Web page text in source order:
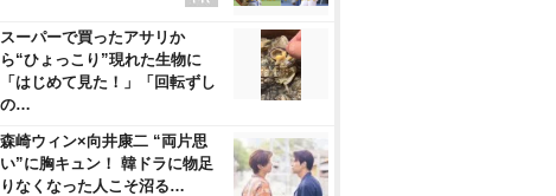
スーパーで買ったアサリか
ら“ひょっこり”現れた生物に
「はじめて見た！」「回転ずし
の…
森崎ウィン×向井康二 “両片思
い”に胸キュン！ 韓ドラに物足
りなくなった人こそ沼る…